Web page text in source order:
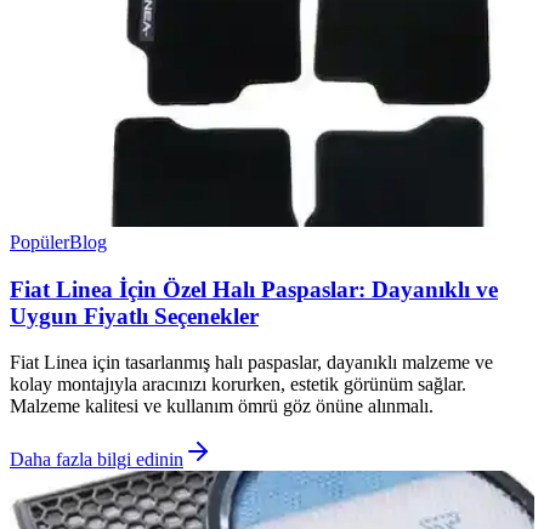
PopülerBlog
Fiat Linea İçin Özel Halı Paspaslar: Dayanıklı ve
Uygun Fiyatlı Seçenekler
Fiat Linea için tasarlanmış halı paspaslar, dayanıklı malzeme ve
kolay montajıyla aracınızı korurken, estetik görünüm sağlar.
Malzeme kalitesi ve kullanım ömrü göz önüne alınmalı.
Daha fazla bilgi edinin